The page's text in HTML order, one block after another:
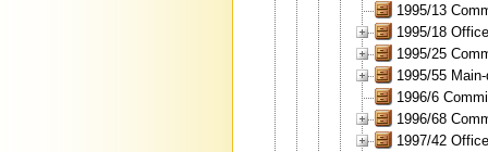
1995/13
1995/18
1995/25
1995/55
1996/6
1996/68
1997/42